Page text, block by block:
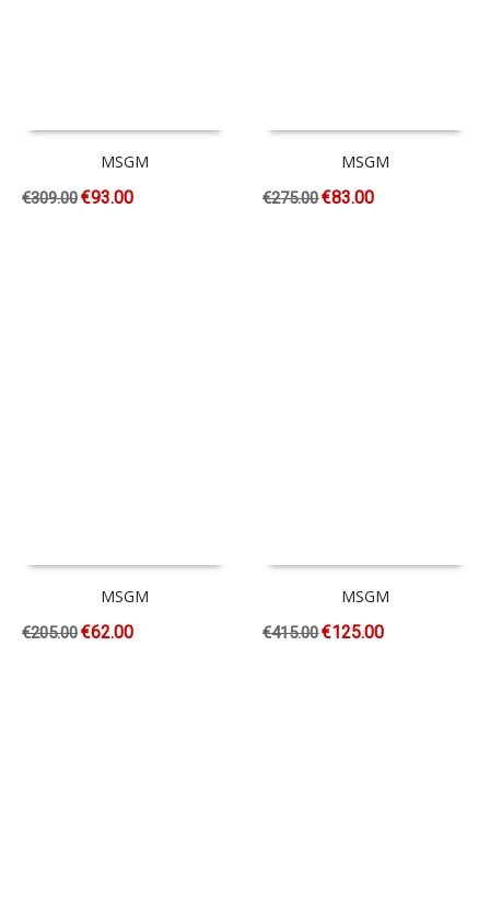
MSGM
€309.00€93.00
MSGM
€275.00€83.00
MSGM
€205.00€62.00
MSGM
€415.00€125.00